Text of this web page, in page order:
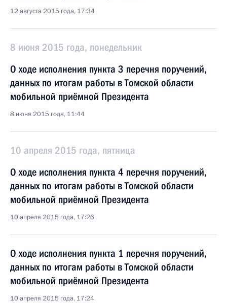
12 августа 2015 года, 17:34
8 июня 2015 года, понедельник
О ходе исполнения пункта 3 перечня поручений,
данных по итогам работы в Томской области
мобильной приёмной Президента
8 июня 2015 года, 11:44
10 апреля 2015 года, пятница
О ходе исполнения пункта 4 перечня поручений,
данных по итогам работы в Томской области
мобильной приёмной Президента
10 апреля 2015 года, 17:26
О ходе исполнения пункта 1 перечня поручений,
данных по итогам работы в Томской области
мобильной приёмной Президента
10 апреля 2015 года, 17:24